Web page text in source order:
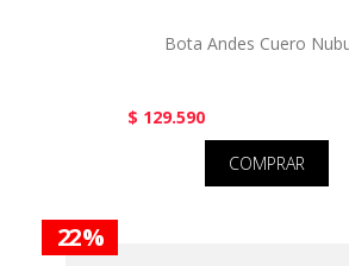
Bota Andes Cuero
$ 129.590
COMPRAR
22 %